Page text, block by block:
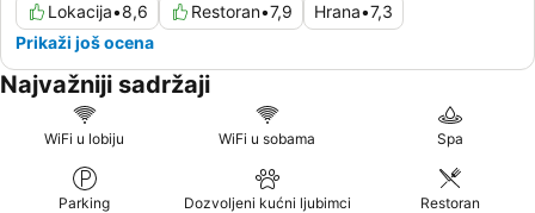
Lokacija•8,6 Restoran•7,9 Hrana•7,3
Prikaži još ocena
Najvažniji sadržaji
WiFi u lobiju WiFi u sobama Spa
Parking Dozvoljeni kućni ljubimci Restoran